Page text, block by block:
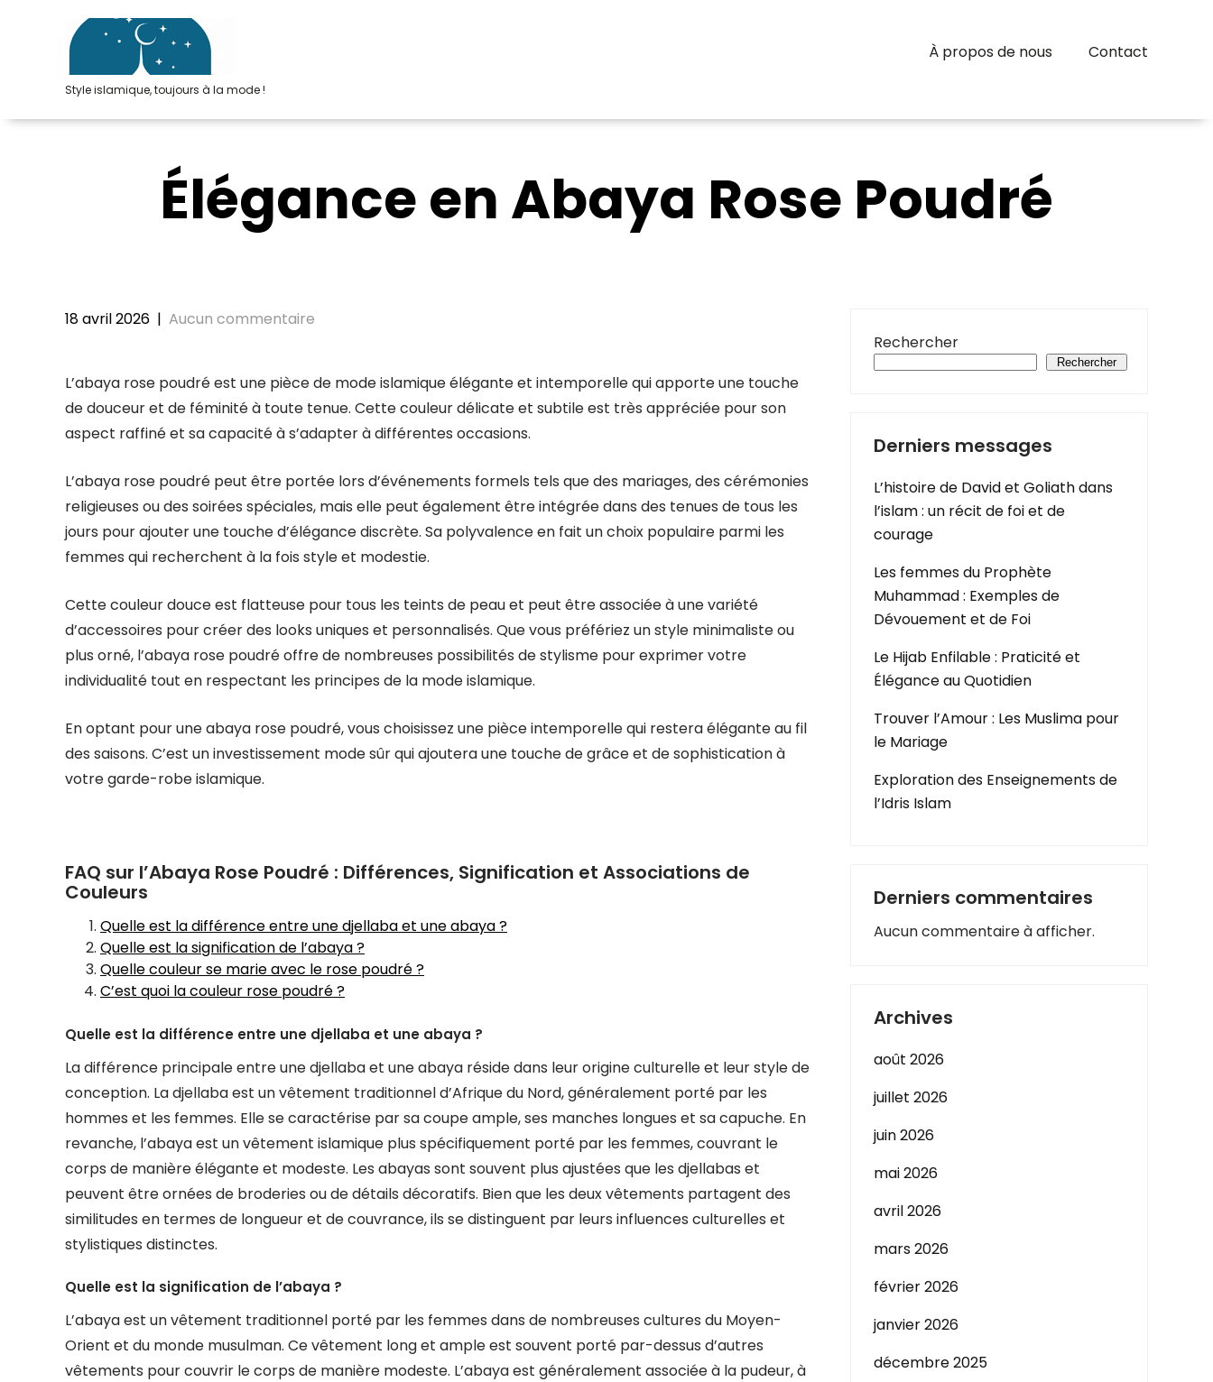
Style islamique, toujours à la mode !
À propos de nous Contact
Élégance en Abaya Rose Poudré
18 avril 2026 | Aucun commentaire
L’abaya rose poudré est une pièce de mode islamique élégante et intemporelle qui apporte une touche
de douceur et de féminité à toute tenue. Cette couleur délicate et subtile est très appréciée pour son
aspect raffiné et sa capacité à s’adapter à différentes occasions.
L’abaya rose poudré peut être portée lors d’événements formels tels que des mariages, des cérémonies
religieuses ou des soirées spéciales, mais elle peut également être intégrée dans des tenues de tous les
jours pour ajouter une touche d’élégance discrète. Sa polyvalence en fait un choix populaire parmi les
femmes qui recherchent à la fois style et modestie.
Cette couleur douce est flatteuse pour tous les teints de peau et peut être associée à une variété
d’accessoires pour créer des looks uniques et personnalisés. Que vous préfériez un style minimaliste ou
plus orné, l’abaya rose poudré offre de nombreuses possibilités de stylisme pour exprimer votre
individualité tout en respectant les principes de la mode islamique.
En optant pour une abaya rose poudré, vous choisissez une pièce intemporelle qui restera élégante au fil
des saisons. C’est un investissement mode sûr qui ajoutera une touche de grâce et de sophistication à
votre garde-robe islamique.
FAQ sur l’Abaya Rose Poudré : Différences, Signification et Associations de
Couleurs
Quelle est la différence entre une djellaba et une abaya ?
Quelle est la signification de l’abaya ?
Quelle couleur se marie avec le rose poudré ?
C’est quoi la couleur rose poudré ?
Quelle est la différence entre une djellaba et une abaya ?
La différence principale entre une djellaba et une abaya réside dans leur origine culturelle et leur style de
conception. La djellaba est un vêtement traditionnel d’Afrique du Nord, généralement porté par les
hommes et les femmes. Elle se caractérise par sa coupe ample, ses manches longues et sa capuche. En
revanche, l’abaya est un vêtement islamique plus spécifiquement porté par les femmes, couvrant le
corps de manière élégante et modeste. Les abayas sont souvent plus ajustées que les djellabas et
peuvent être ornées de broderies ou de détails décoratifs. Bien que les deux vêtements partagent des
similitudes en termes de longueur et de couvrance, ils se distinguent par leurs influences culturelles et
stylistiques distinctes.
Quelle est la signification de l’abaya ?
L’abaya est un vêtement traditionnel porté par les femmes dans de nombreuses cultures du Moyen-
Orient et du monde musulman. Ce vêtement long et ample est souvent porté par-dessus d’autres
vêtements pour couvrir le corps de manière modeste. L’abaya est généralement associée à la pudeur, à
Rechercher
Rechercher
Derniers messages
L’histoire de David et Goliath dans
l’islam : un récit de foi et de
courage
Les femmes du Prophète
Muhammad : Exemples de
Dévouement et de Foi
Le Hijab Enfilable : Praticité et
Élégance au Quotidien
Trouver l’Amour : Les Muslima pour
le Mariage
Exploration des Enseignements de
l’Idris Islam
Derniers commentaires
Aucun commentaire à afficher.
Archives
août 2026
juillet 2026
juin 2026
mai 2026
avril 2026
mars 2026
février 2026
janvier 2026
décembre 2025